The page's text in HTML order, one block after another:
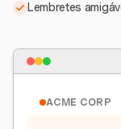
Lembretes
ACME CORP